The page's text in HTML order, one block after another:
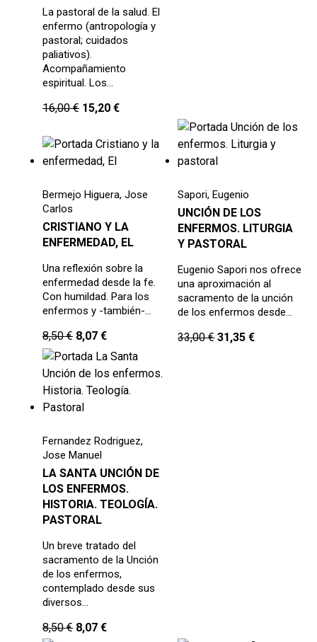
La pastoral de la salud. El
enfermo (antropología y
pastoral; cuidados
paliativos).
Acompañamiento
espiritual. Los…
16,00€ 15,20 €
Bermejo Higuera, Jose
Carlos
CRISTIANO Y LA
ENFERMEDAD, EL
Una reflexión sobre la
enfermedad desde la fe.
Con humildad. Para los
enfermos y -también-…
8,50€ 8,07 €
Sapori, Eugenio
UNCIÓN DE LOS
ENFERMOS. LITURGIA
Y PASTORAL
Eugenio Sapori nos ofrece
una aproximación al
sacramento de la unción
de los enfermos desde…
33,00€ 31,35€
Fernandez Rodriguez,
Jose Manuel
LA SANTA UNCIÓN DE
LOS ENFERMOS.
HISTORIA. TEOLOGÍA.
PASTORAL
Un breve tratado del
sacramento de la Unción
de los enfermos,
contemplado desde sus
diversos…
8,50€ 8,07 €